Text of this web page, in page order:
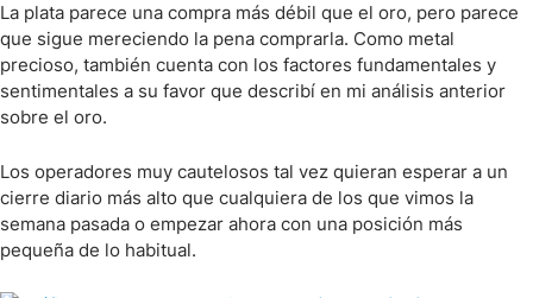
La plata parece una compra más débil que el oro, pero parece
que sigue mereciendo la pena comprarla. Como metal
precioso, también cuenta con los factores fundamentales y
sentimentales a su favor que describí en mi análisis anterior
sobre el oro.
Los operadores muy cautelosos tal vez quieran esperar a un
cierre diario más alto que cualquiera de los que vimos la
semana pasada o empezar ahora con una posición más
pequeña de lo habitual.